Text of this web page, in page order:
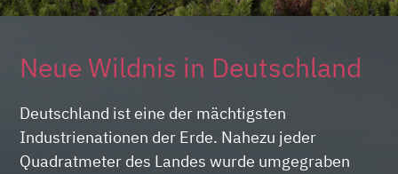
Neue Wildnis in Deutschland
Deutschland ist eine der mächtigsten
Industrienationen der Erde. Nahezu jeder
Quadratmeter des Landes wurde umgegraben